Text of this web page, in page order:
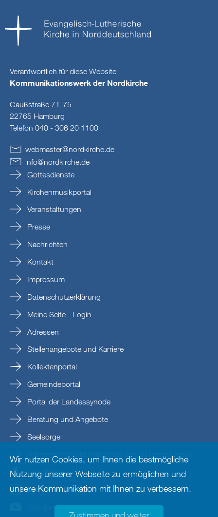
Verantwortlich für diese Website
Kommunikationswerk der Nordkirche
Gaußstraße 71-75
22765 Hamburg
Telefon 040 - 306 20 1100
webmaster@nordkirche.de
info@nordkirche.de
Gottesdienste
Kirchenmusikportal
Veranstaltungen
Presse
Nachrichten
Kontakt
Impressum
Datenschutzerklärung
Meine Seite - Login
Adressen
Stellenangebote und Karriere
Kollektenportal
Gemeindeportal
Portal der Landessynode
Beratung und Angebote
Seelsorge
Prävention und Beratung bei sexualisierter Gewalt
Nordkirche
nordkirche
Nordkirche
Wir nutzen Cookies, um Ihnen die bestmögliche
Nutzung unserer Webseite zu ermöglichen und
unsere Kommunikation mit Ihnen zu verbessern.